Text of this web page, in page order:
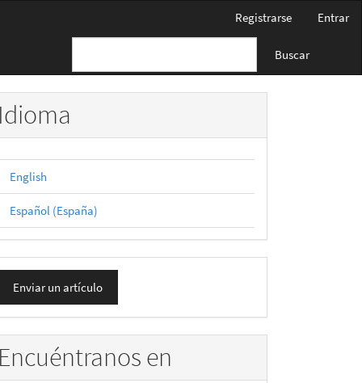
Registrarse Entrar
Buscar
Idioma
English
Español (España)
Enviar un artículo
Encuéntranos en